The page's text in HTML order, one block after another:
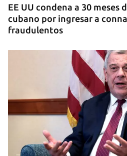
EE UU condena a 30 meses
cubano por ingresar a
fraudulentos